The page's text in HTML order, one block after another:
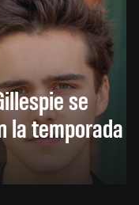
se
la temporada